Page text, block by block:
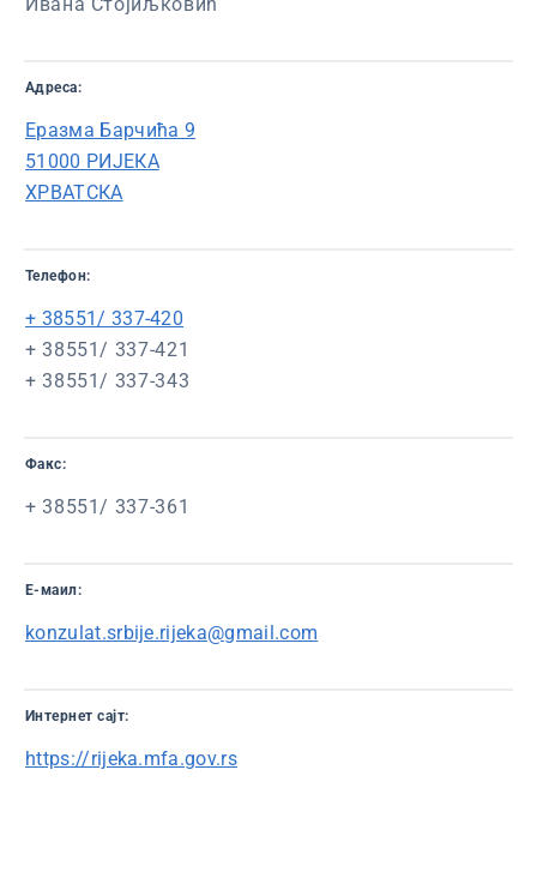
Адреса:
Еразма Барчића 9
51000 РИЈЕКА
ХРВАТСКА
Телефон:
+ 38551/ 337-420
+ 38551/ 337-421
+ 38551/ 337-343
Факс:
+ 38551/ 337-361
Е-маил:
konzulat.srbije.rijeka@gmail.com
Интернет сајт:
https://rijeka.mfa.gov.rs